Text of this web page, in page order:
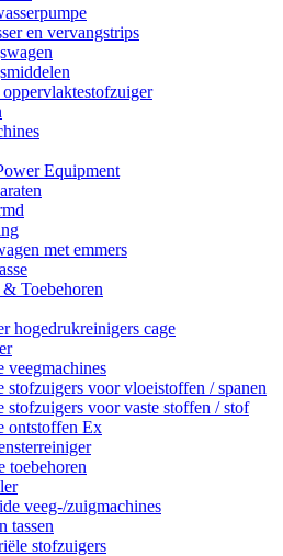
en vervangstrips
oppervlaktestofzuiger
Equipment
met emmers
Toebehoren
hogedrukreinigers cage
veegmachines
stofzuigers voor vloeistoffen / spanen
stofzuigers voor vaste stoffen / stof
ontstoffen Ex
toebehoren
veeg-/zuigmachines
tassen
stofzuigers